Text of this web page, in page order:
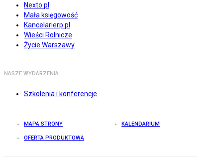
Nexto.pl
Mała księgowość
Kancelarierp.pl
Wieści Rolnicze
Życie Warszawy
NASZE WYDARZENIA
Szkolenia i konferencje
MAPA STRONY KALENDARIUM
OFERTA PRODUKTOWA